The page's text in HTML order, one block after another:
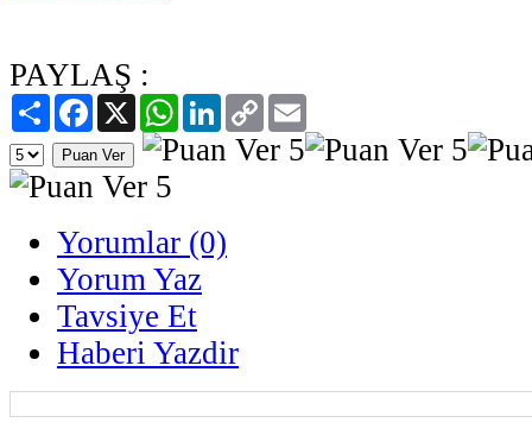
PAYLAŞ :
PaylaşFacebook
X WhatsAppLinkedIn
Copy
Link
Yorumlar (0)
Yorum Yaz
Tavsiye Et
Haberi Yazdir